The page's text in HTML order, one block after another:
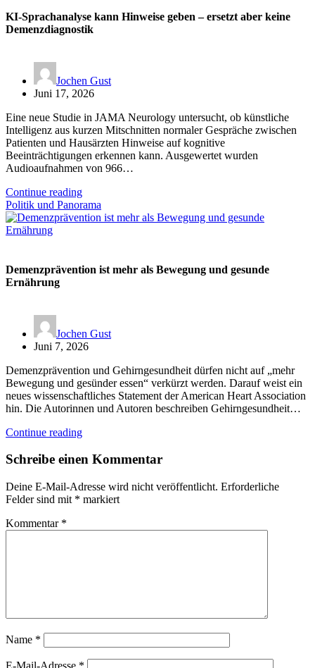
KI-Sprachanalyse kann Hinweise geben – ersetzt aber keine
Demenzdiagnostik
Jochen Gust
Juni 17, 2026
Eine neue Studie in JAMA Neurology untersucht, ob künstliche
Intelligenz aus kurzen Mitschnitten normaler Gespräche zwischen
Patienten und Hausärzten Hinweise auf kognitive
Beeinträchtigungen erkennen kann. Ausgewertet wurden
Audioaufnahmen von 966…
Continue reading
Politik und Panorama
Demenzprävention ist mehr als Bewegung und gesunde
Ernährung
Jochen Gust
Juni 7, 2026
Demenzprävention und Gehirngesundheit dürfen nicht auf „mehr
Bewegung und gesünder essen“ verkürzt werden. Darauf weist ein
neues wissenschaftliches Statement der American Heart Association
hin. Die Autorinnen und Autoren beschreiben Gehirngesundheit…
Continue reading
Schreibe einen Kommentar
Deine E-Mail-Adresse wird nicht veröffentlicht. Erforderliche
Felder sind mit * markiert
Kommentar *
Name *